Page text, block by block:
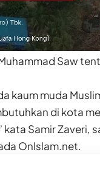
Saw
kaum muda
di kota
Samir Zaveri,
OnIslam.net.